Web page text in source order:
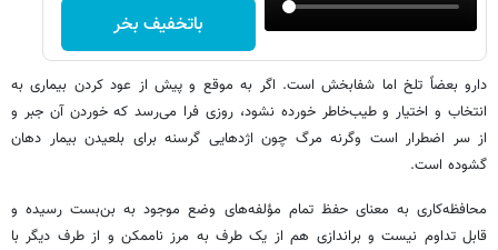
باتخفیف بخر
دارو بعضاً تلخ اما شفابخش است. اگر به موقع و پیش از عود کردن بیماری به
انتخاب و اختیار و طیب‌خاطر خورده نشود، روزی فرا می‌رسد که خوردن آن جبر و
از سر اضطرار است وگرنه مرگ چون اژدهایی گرسنه برای بلعیدن بیمار دهان
گشوده است.
محافظه‌کاری به معنای حفظ تمام مؤلفه‌های وضع موجود به بن‌بست رسیده و
قابل تداوم نیست و براندازی هم از یک طرف به مرز ناممکن و از طرف دیگر با